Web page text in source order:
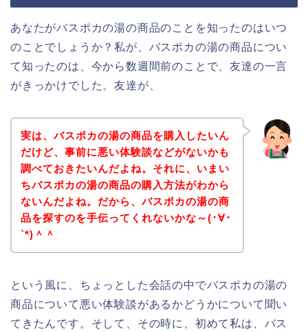
あなたがバスポカの湯の商品のことを知ったのはいつ
のことでしょうか？私が、バスポカの湯の商品につい
て知ったのは、今から数週間前のことで、友達の一言
がきっかけでした。友達が、
実は、バスポカの湯の商品を購入したいん
だけど、事前に悪い体験談などがないかも
調べておきたいんだよね。それに、いまい
ちバスポカの湯の商品の購入方法がわから
ないんだよね。だから、バスポカの湯の商
品を探すのを手伝ってくれないかな～(･∀･
`*)＾＾
という風に、ちょっとした会話の中でバスポカの湯の
商品について悪い体験談があるかどうかについて聞い
てきたんです。そして、その時に、初めて私は、バス